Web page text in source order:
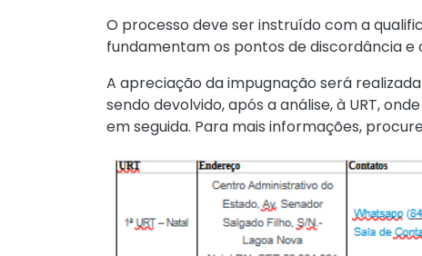
O processo deve ser instruído com a
fundamentam os pontos de discordância
A apreciação da impugnação será
sendo devolvido, após a análise, à URT,
em seguida. Para mais informações,